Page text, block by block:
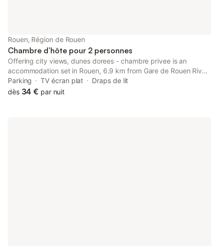
Rouen, Région de Rouen
Chambre d’hôte pour 2 personnes
Offering city views, dunes dorees - chambre privee is an
accommodation set in Rouen, 6.9 km from Gare de Rouen Rive
Droite and 7.4 km from Voltaire Station, Rouen. The property is
situated 8.
Parking TV écran plat
Draps de lit
dès 34 € par nuit